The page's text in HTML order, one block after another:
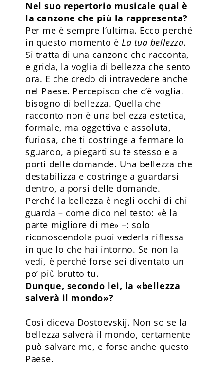
Nel suo repertorio musicale qual è
la canzone che più la rappresenta?
Per me è sempre l’ultima. Ecco perché
in questo momento èLa tua bellezza.
Si tratta di una canzone che racconta,
e grida, la voglia di bellezza che sento
ora. E che credo di intravedere anche
nel Paese. Percepisco che c’è voglia,
bisogno di bellezza. Quella che
racconto non è una bellezza estetica,
formale, ma oggettiva e assoluta,
furiosa, che ti costringe a fermare lo
sguardo, a piegarti su te stesso e a
porti delle domande. Una bellezza che
destabilizza e costringe a guardarsi
dentro, a porsi delle domande.
Perché la bellezza è negli occhi di chi
guarda – come dico nel testo: «è la
parte migliore di me» –: solo
riconoscendola puoi vederla riflessa
in quello che hai intorno. Se non la
vedi, è perché forse sei diventato un
po’ più brutto tu.
Dunque, secondo lei, la «bellezza
salverà il mondo»?
Così diceva Dostoevskij. Non so se la
bellezza salverà il mondo, certamente
può salvare me, e forse anche questo
Paese.